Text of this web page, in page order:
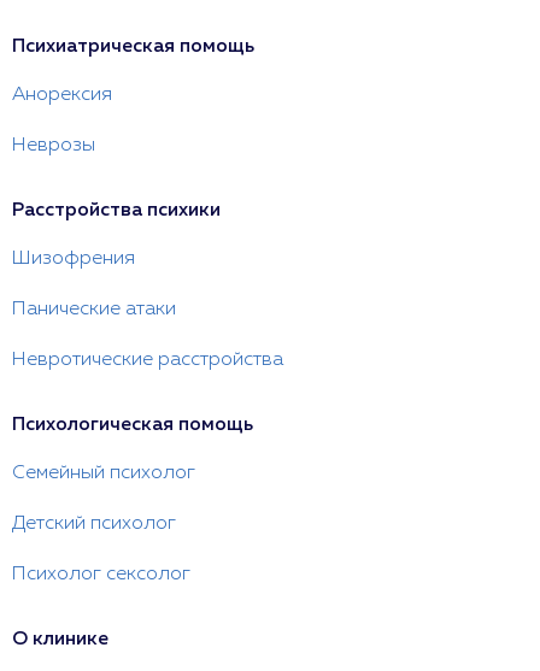
Психиатрическая помощь
Анорексия
Неврозы
Расстройства психики
Шизофрения
Панические атаки
Невротические расстройства
Психологическая помощь
Семейный психолог
Детский психолог
Психолог сексолог
О клинике